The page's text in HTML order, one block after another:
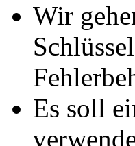
Wir
Schlüssel
Es soll